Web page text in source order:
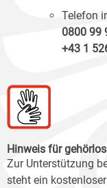
Telefon
0800 99
+43 1
Hinweis für
Zur Unterstützung
steht ein